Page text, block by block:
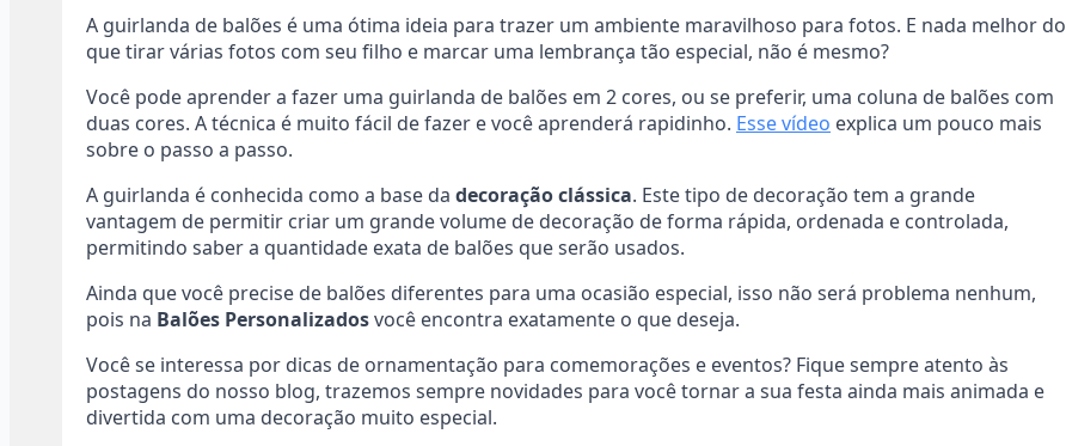
A guirlanda de balões é uma ótima ideia para trazer um ambiente maravilhoso para fotos. E nada melhor do
que tirar várias fotos com seu filho e marcar uma lembrança tão especial, não é mesmo?
Você pode aprender a fazer uma guirlanda de balões em 2 cores, ou se preferir, uma coluna de balões com
duas cores. A técnica é muito fácil de fazer e você aprenderá rapidinho. Esse vídeo explica um pouco mais
sobre o passo a passo.
A guirlanda é conhecida como a base da decoração clássica. Este tipo de decoração tem a grande
vantagem de permitir criar um grande volume de decoração de forma rápida, ordenada e controlada,
permitindo saber a quantidade exata de balões que serão usados.
Ainda que você precise de balões diferentes para uma ocasião especial, isso não será problema nenhum,
pois na Balões Personalizadosvocê encontra exatamente o que deseja.
Você se interessa por dicas de ornamentação para comemorações e eventos? Fique sempre atento às
postagens do nosso blog, trazemos sempre novidades para você tornar a sua festa ainda mais animada e
divertida com uma decoração muito especial.